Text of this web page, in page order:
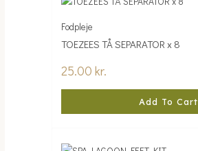
Fodpleje
TOEZEES TÅ SEPARATOR x 8
25.00kr.
Add To Cart